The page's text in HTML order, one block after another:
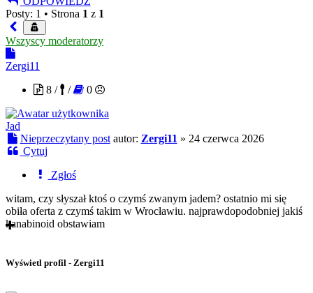
Posty: 1 • Strona 1 z 1
Wszyscy moderatorzy
Zergi11
8 /
/ 0
Jad
Nieprzeczytany post autor: Zergi11 » 24 czerwca 2026
Cytuj
Zgłoś
witam, czy słyszał ktoś o czymś zwanym jadem? ostatnio mi się
obiła oferta z czymś takim w Wrocławiu. najprawdopodobniej jakiś
kanabinoid obstawiam
Wyświetl profil - Zergi11